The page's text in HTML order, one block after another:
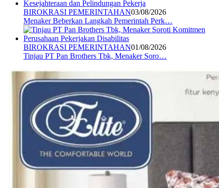
BIROKRASI PEMERINTAHAN03/08/2026
Menaker Beberkan Langkah Pemerintah Perk…
BIROKRASI PEMERINTAHAN01/08/2026
Tinjau PT Pan Brothers Tbk, Menaker Soro…